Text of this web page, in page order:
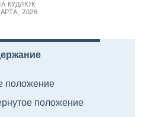
КУДЛЮК
2026
положение
положение